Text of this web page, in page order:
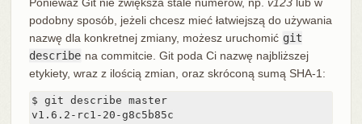
Ponieważ Git nie zwiększa stale numerów, np. v123lub w
podobny sposób, jeżeli chcesz mieć łatwiejszą do używania
nazwę dla konkretnej zmiany, możesz uruchomić git
describe na commitcie. Git poda Ci nazwę najbliższej
etykiety, wraz z ilością zmian, oraz skróconą sumą SHA-1:
$ git describe master
v1.6.2-rc1-20-g8c5b85c